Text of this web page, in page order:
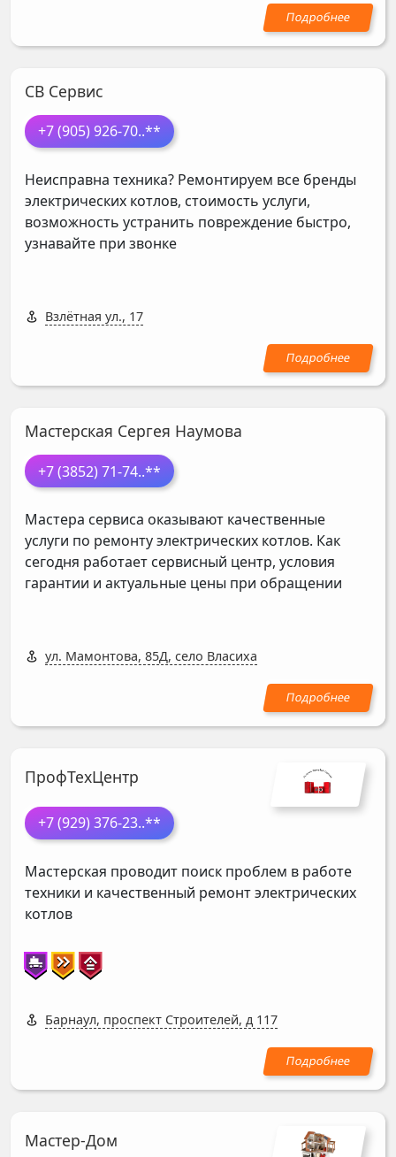
СВ Сервис
+7 (905) 926-70..**
Неисправна техника? Ремонтируем все бренды
электрических котлов, стоимость услуги,
возможность устранить повреждение быстро,
узнавайте при звонке
Взлётная ул., 17
Мастерская Сергея Наумова
+7 (3852) 71-74..**
Мастера сервиса оказывают качественные
услуги по ремонту электрических котлов. Как
сегодня работает сервисный центр, условия
гарантии и актуальные цены при обращении
ул. Мамонтова, 85Д, село Власиха
ПрофТехЦентр
+7 (929) 376-23..**
Мастерская проводит поиск проблем в работе
техники и качественный ремонт электрических
котлов
Барнаул, проспект Строителей, д 117
Мастер-Дом